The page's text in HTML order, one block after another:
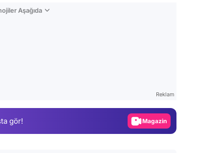
Aşağıda
Reklam
gör! Magazin